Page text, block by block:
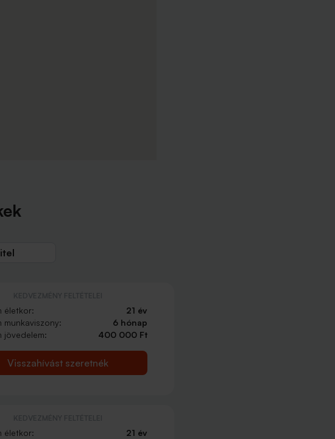
életkor:
21 év
munkaviszony:
6 hónap
jövedelem:
400 000 Ft
Visszahívást szeretnék
életkor:
21 év